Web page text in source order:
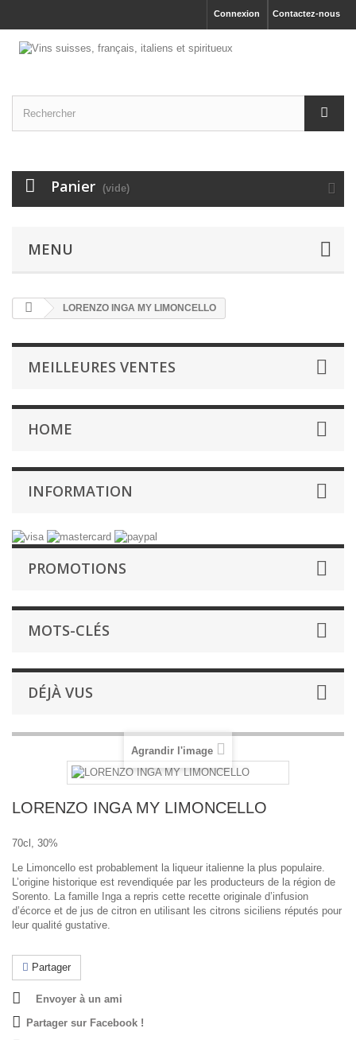
Contactez-nous
Connexion
Panier (vide)
MENU
LORENZO INGA MY LIMONCELLO
MEILLEURES VENTES
HOME
INFORMATION
PROMOTIONS
MOTS-CLÉS
DÉJÀ VUS
Agrandir l'image
LORENZO INGA MY LIMONCELLO
70cl, 30%
Le Limoncello est probablement la liqueur italienne la plus populaire.
L’origine historique est revendiquée par les producteurs de la région de
Sorento. La famille Inga a repris cette recette originale d’infusion
d’écorce et de jus de citron en utilisant les citrons siciliens réputés pour
leur qualité gustative.
Partager
Envoyer à un ami
Partager sur Facebook !